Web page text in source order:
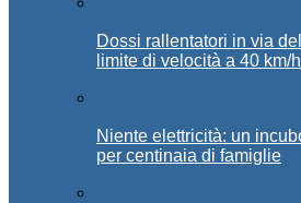
Dossi rallentatori in via
limite di velocità a 40 km/h
Niente elettricità: un
per centinaia di famiglie